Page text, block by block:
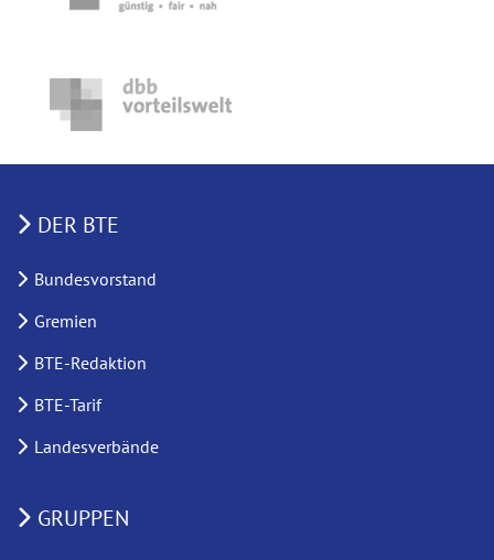
DER BTE
Bundesvorstand
Gremien
BTE-Redaktion
BTE-Tarif
Landesverbände
GRUPPEN